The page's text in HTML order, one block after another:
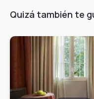
Quizá también te